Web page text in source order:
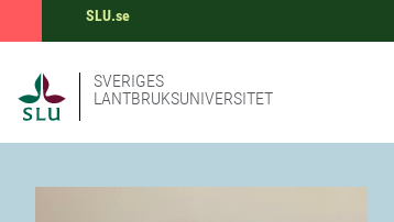
SLU.se
SVERIGES
LANTBRUKSUNIVERSITET